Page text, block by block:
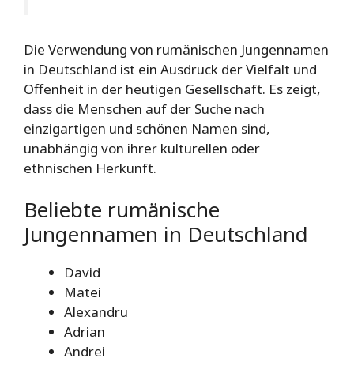
Die Verwendung von rumänischen Jungennamen
in Deutschland ist ein Ausdruck der Vielfalt und
Offenheit in der heutigen Gesellschaft. Es zeigt,
dass die Menschen auf der Suche nach
einzigartigen und schönen Namen sind,
unabhängig von ihrer kulturellen oder
ethnischen Herkunft.
Beliebte rumänische
Jungennamen in Deutschland
David
Matei
Alexandru
Adrian
Andrei